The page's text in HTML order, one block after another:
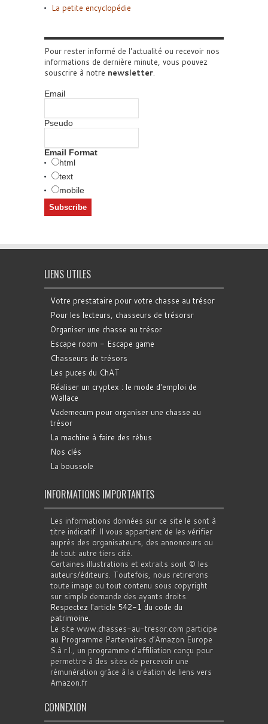
La petite encyclopédie
Pour rester informé de l'actualité ou recevoir nos
informations de dernière minute, vous pouvez
souscrire à notre newsletter.
Email
Pseudo
Email Format
html
text
mobile
LIENS UTILES
Votre prestataire pour votre chasse au trésor
Pour les lecteurs, chasseurs de trésorsr
Organiser une chasse au trésor
Escape room - Escape game
Chasseurs de trésors
Les puces du ChAT
Réaliser un cryptex : le mode d'emploi de
Wallace
Vademecum pour organiser une chasse au
trésor
La machine à faire des rébus
Nos clés
La boussole
INFORMATIONS IMPORTANTES
Les informations données sur ce site le sont à
titre indicatif. Il vous appartient de les vérifier
auprès des organisateurs, des annonceurs ou
de tout autre tiers cité.
Certaines illustrations et extraits sont © les
auteurs/éditeurs. Toutefois, nous retirerons
toute image ou tout contenu sous copyright
sur simple demande des ayants droits.
Respectez l'article 542-1 du code du
patrimoine.
Le site www.chasses-au-tresor.com participe
au Programme Partenaires d’Amazon Europe
S.à r.l., un programme d’affiliation conçu pour
permettre à des sites de percevoir une
rémunération grâce à la création de liens vers
Amazon.fr
CONNEXION